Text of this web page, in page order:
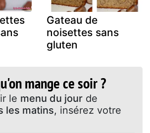
Gateau de
noisettes sans
gluten
mange ce soir ?
le menu du jour de
les matins, insérez votre